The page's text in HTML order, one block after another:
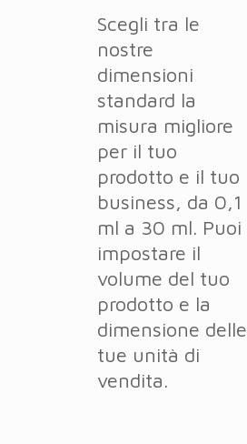
Scegli tra le
nostre
dimensioni
standard la
misura migliore
per il tuo
prodotto e il tuo
business, da 0,1
ml a 30 ml. Puoi
impostare il
volume del tuo
prodotto e la
dimensione delle
tue unità di
vendita.